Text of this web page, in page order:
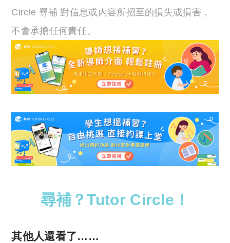
Circle 尋補 對信息或內容所招至的損失或損害，
不會承擔任何責任。
尋補？Tutor Circle！
其他人還看了……